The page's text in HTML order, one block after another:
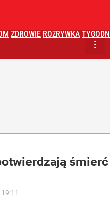
ZDROWIE ROZRYWKA
śmierć
19:11